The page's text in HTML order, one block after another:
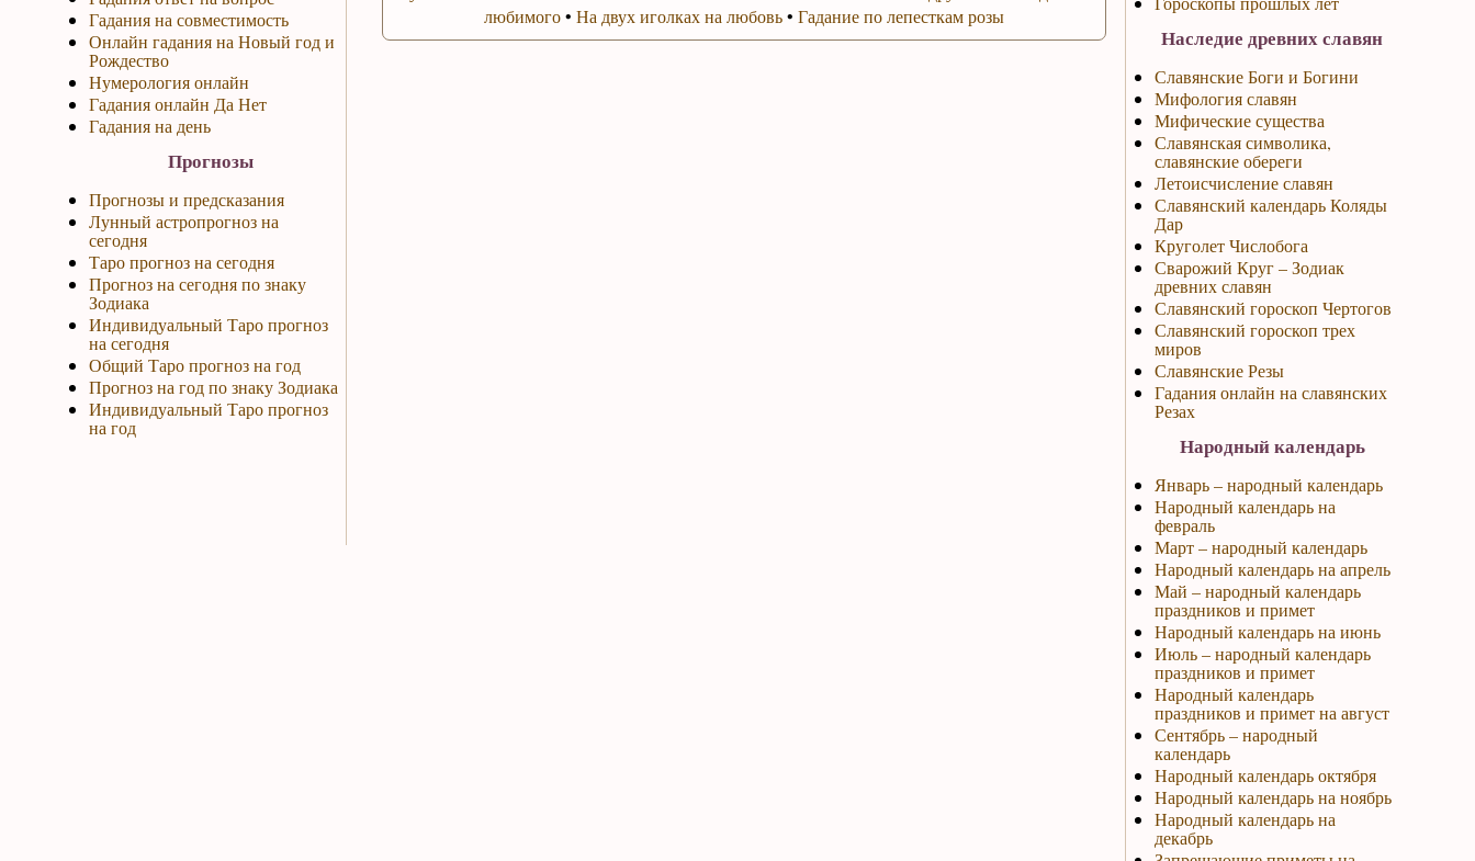
Гадания на совместимость
Онлайн гадания на Новый год и
Рождество
Нумерология онлайн
Гадания онлайн Да Нет
Гадания на день
Прогнозы
Прогнозы и предсказания
Лунный астропрогноз на
сегодня
Таро прогноз на сегодня
Прогноз на сегодня по знаку
Зодиака
Индивидуальный Таро прогноз
на сегодня
Общий Таро прогноз на год
Прогноз на год по знаку Зодиака
Индивидуальный Таро прогноз
на год
любимого• На двух иголках на любовь• Гадание по лепесткам розы
Наследие древних славян
Славянские Боги и Богини
Мифология славян
Мифические существа
Славянская символика,
славянские обереги
Летоисчисление славян
Славянский календарь Коляды
Дар
Круголет Числобога
Сварожий Круг – Зодиак
древних славян
Славянский гороскоп Чертогов
Славянский гороскоп трех
миров
Славянские Резы
Гадания онлайн на славянских
Резах
Народный календарь
Январь – народный календарь
Народный календарь на
февраль
Март – народный календарь
Народный календарь на апрель
Май – народный календарь
праздников и примет
Народный календарь на июнь
Июль – народный календарь
праздников и примет
Народный календарь
праздников и примет на август
Сентябрь – народный
календарь
Народный календарь октября
Народный календарь на ноябрь
Народный календарь на
декабрь